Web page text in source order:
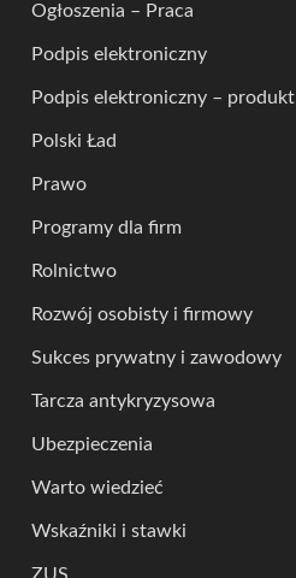
Ogłoszenia – Praca
Podpis elektroniczny
Podpis elektroniczny – produkt
Polski Ład
Prawo
Programy dla firm
Rolnictwo
Rozwój osobisty i firmowy
Sukces prywatny i zawodowy
Tarcza antykryzysowa
Ubezpieczenia
Warto wiedzieć
Wskaźniki i stawki